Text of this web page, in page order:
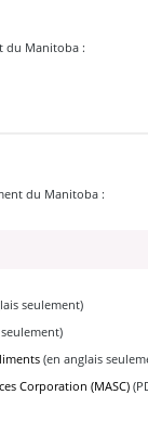
du Manitoba :
du Manitoba :
seulement)
(en anglais
Corporation (MASC)